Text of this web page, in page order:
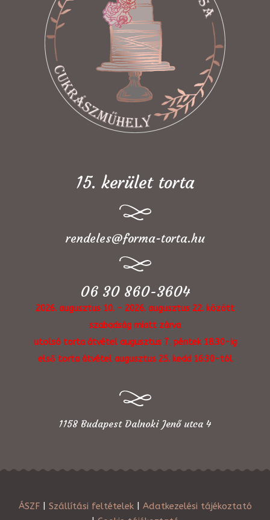
15. kerület torta
rendeles@forma-torta.hu
06 30 860-3604
2026. augusztus 10. - 2026. augusztus 22. között
szabadság miatt zárva
utolsó torta átvétel augusztus 7. péntek 18:30-ig
első torta átvétel augusztus 25. kedd 16:30-tól
1158 Budapest Dalnoki Jenő utca 4
ÁSZF| Szállítási feltételek| Adatkezelési tájékoztató